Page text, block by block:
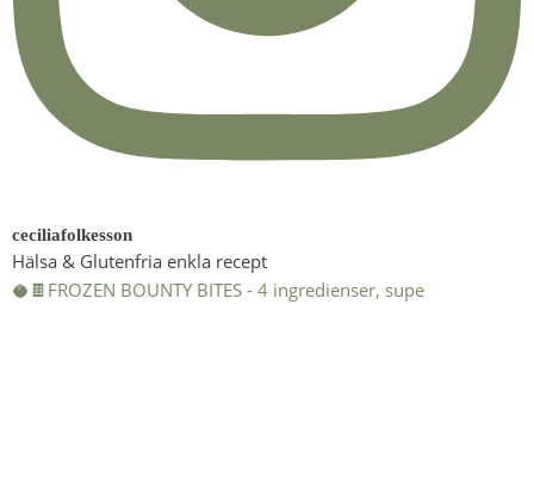
ceciliafolkesson
Hälsa & Glutenfria enkla recept
🥥🍫FROZEN BOUNTY BITES - 4 ingredienser, supe